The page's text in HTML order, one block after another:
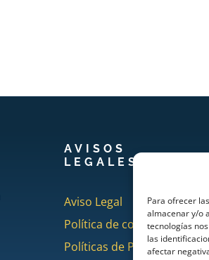
Para ofrecer
almacenar y/o
tecnologías
las
afectar
AVISOS
LEGALES
Aviso Legal
Política de cookies
Políticas de Privacidad